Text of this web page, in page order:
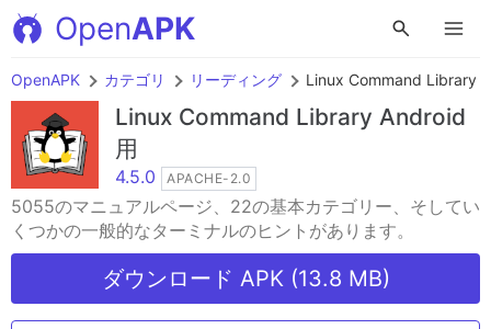
OpenAPK
OpenAPK カテゴリ リーディング Linux Command Library
Linux Command Library Android
用
4.5.0 APACHE-2.0
5055のマニュアルページ、22の基本カテゴリー、そしてい
くつかの一般的なターミナルのヒントがあります。
ダウンロード APK (13.8 MB)